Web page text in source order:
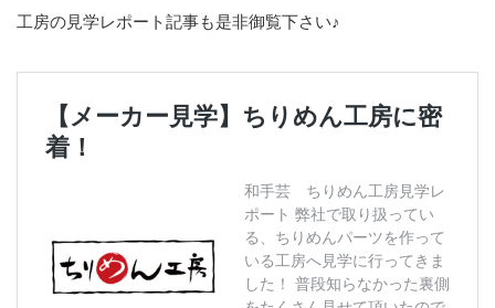
工房の見学レポート記事も是非御覧下さい♪